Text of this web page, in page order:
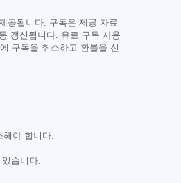
공됩니다. 구독은 제공 자료
갱신됩니다. 유료 구독 사용
구독을 취소하고 환불을 신
해야 합니다.
습니다.